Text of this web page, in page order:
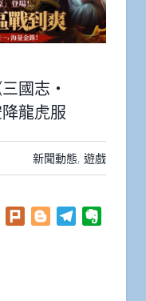
國志‧
龍虎服
新聞動態, 遊戲
Facebook
Plurk BloggerTelegram